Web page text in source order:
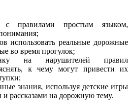
с правилами простым языком,
использовать реальные дорожные
во время прогулок;
на нарушителей правил
к чему могут привести их
знания, используя детские игры
и рассказами на дорожную тему.